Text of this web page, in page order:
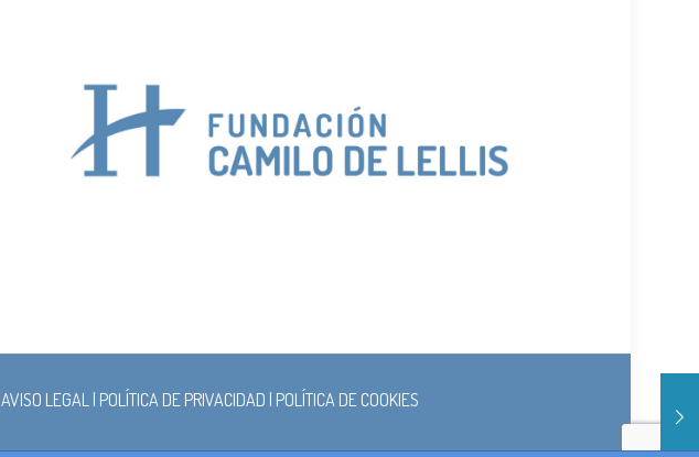
AVISO LEGAL POLÍTICA DE PRIVACIDAD POLÍTICA DE COOKIES